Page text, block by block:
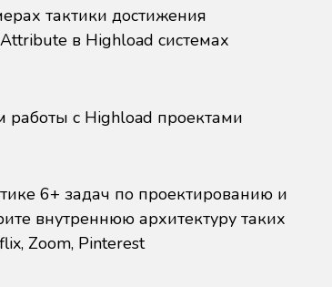
тактики достижения
в Highload системах
работы с Highload проектами
6+ задач по проектированию и
внутреннюю архитектуру таких
Zoom, Pinterest